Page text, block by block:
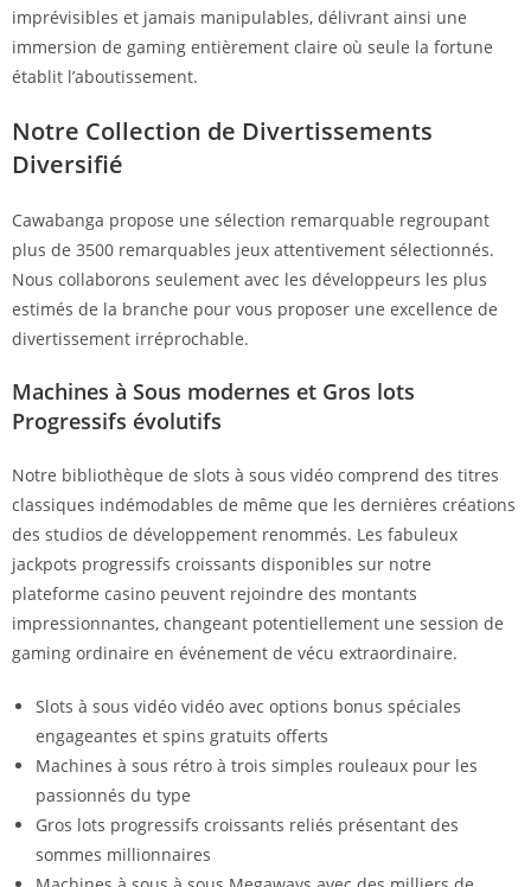
imprévisibles et jamais manipulables, délivrant ainsi une
immersion de gaming entièrement claire où seule la fortune
établit l’aboutissement.
Notre Collection de Divertissements
Diversifié
Cawabanga propose une sélection remarquable regroupant
plus de 3500 remarquables jeux attentivement sélectionnés.
Nous collaborons seulement avec les développeurs les plus
estimés de la branche pour vous proposer une excellence de
divertissement irréprochable.
Machines à Sous modernes et Gros lots
Progressifs évolutifs
Notre bibliothèque de slots à sous vidéo comprend des titres
classiques indémodables de même que les dernières créations
des studios de développement renommés. Les fabuleux
jackpots progressifs croissants disponibles sur notre
plateforme casino peuvent rejoindre des montants
impressionnantes, changeant potentiellement une session de
gaming ordinaire en événement de vécu extraordinaire.
Slots à sous vidéo vidéo avec options bonus spéciales
engageantes et spins gratuits offerts
Machines à sous rétro à trois simples rouleaux pour les
passionnés du type
Gros lots progressifs croissants reliés présentant des
sommes millionnaires